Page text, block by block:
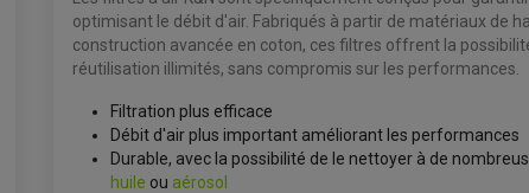
VOIR
optimisant le débit d'air. Fabriqués à partir de matériaux de
construction avancée en coton, ces filtres offrent la
réutilisation illimités, sans compromis sur les performances.
Filtration plus efficace
Débit d'air plus important améliorant les performances
Durable, avec la possibilité de le nettoyer à de
huile ou aérosol